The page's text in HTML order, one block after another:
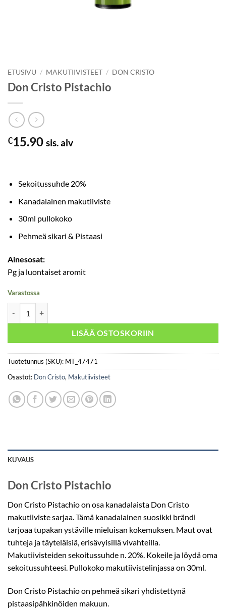
ETUSIVU / MAKUTIIVISTEET / DON CRISTO
Don Cristo Pistachio
€15.90 sis. alv
Sekoitussuhde 20%
Kanadalainen makutiiviste
30ml pullokoko
Pehmeä sikari & Pistaasi
Ainesosat:
Pg ja luontaiset aromit
Varastossa
LISÄÄ OSTOSKORIIN
Tuotetunnus (SKU): MT_47471
Osastot: Don Cristo, Makutiivisteet
KUVAUS
Don Cristo Pistachio
Don Cristo Pistachio on osa kanadalaista Don Cristo
makutiiviste sarjaa. Tämä kanadalainen suosikki brändi
tarjoaa tupakan ystäville mieluisan kokemuksen. Maut ovat
tuhteja ja täyteläisiä, erisävyisillä vivahteilla.
Makutiivisteiden sekoitussuhde n. 20%. Kokeile ja löydä oma
sekoitussuhteesi. Pullokoko makutiivistelinjassa on 30ml.
Don Cristo Pistachio on pehmeä sikari yhdistettynä
pistaasipähkinöiden makuun.